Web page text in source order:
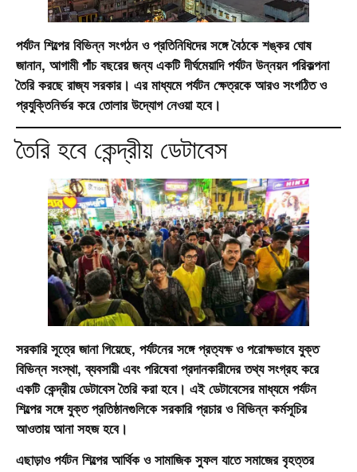
পর্যটন শিল্পের বিভিন্ন সংগঠন ও প্রতিনিধিদের সঙ্গে বৈঠকে শঙ্কর ঘোষ
জানান, আগামী পাঁচ বছরের জন্য একটি দীর্ঘমেয়াদি পর্যটন উন্নয়ন পরিকল্পনা
তৈরি করছে রাজ্য সরকার। এর মাধ্যমে পর্যটন ক্ষেত্রকে আরও সংগঠিত ও
প্রযুক্তিনির্ভর করে তোলার উদ্যোগ নেওয়া হবে।
তৈরি হবে কেন্দ্রীয় ডেটাবেস
সরকারি সূত্রে জানা গিয়েছে, পর্যটনের সঙ্গে প্রত্যক্ষ ও পরোক্ষভাবে যুক্ত
বিভিন্ন সংস্থা, ব্যবসায়ী এবং পরিষেবা প্রদানকারীদের তথ্য সংগ্রহ করে
একটি কেন্দ্রীয় ডেটাবেস তৈরি করা হবে। এই ডেটাবেসের মাধ্যমে পর্যটন
শিল্পের সঙ্গে যুক্ত প্রতিষ্ঠানগুলিকে সরকারি প্রচার ও বিভিন্ন কর্মসূচির
আওতায় আনা সহজ হবে।
এছাড়াও পর্যটন শিল্পের আর্থিক ও সামাজিক সুফল যাতে সমাজের বৃহত্তর